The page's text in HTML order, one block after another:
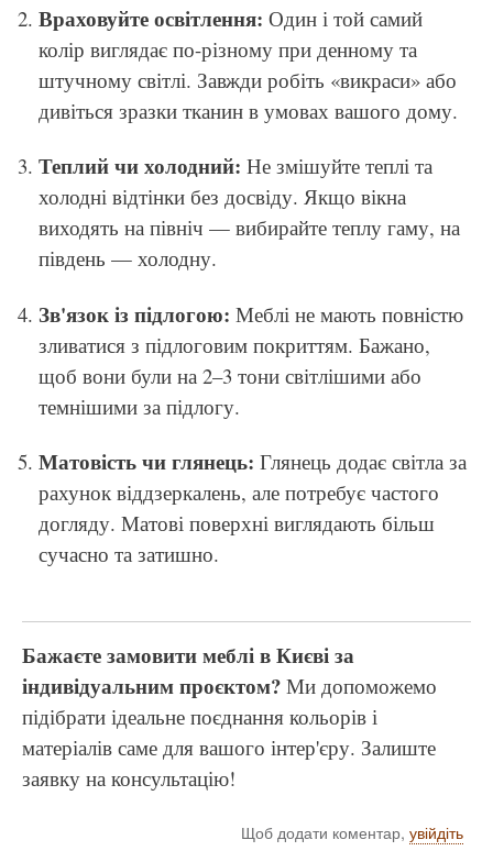
Враховуйте освітлення: Один і той самий
колір виглядає по-різному при денному та
штучному світлі. Завжди робіть «викраси» або
дивіться зразки тканин в умовах вашого дому.
Теплий чи холодний: Не змішуйте теплі та
холодні відтінки без досвіду. Якщо вікна
виходять на північ — вибирайте теплу гаму, на
південь — холодну.
Зв'язок із підлогою: Меблі не мають повністю
зливатися з підлоговим покриттям. Бажано,
щоб вони були на 2–3 тони світлішими або
темнішими за підлогу.
Матовість чи глянець: Глянець додає світла за
рахунок віддзеркалень, але потребує частого
догляду. Матові поверхні виглядають більш
сучасно та затишно.
Бажаєте замовити меблі в Києві за
індивідуальним проєктом? Ми допоможемо
підібрати ідеальне поєднання кольорів і
матеріалів саме для вашого інтер'єру. Залиште
заявку на консультацію!
Щоб додати коментар, увійдіть